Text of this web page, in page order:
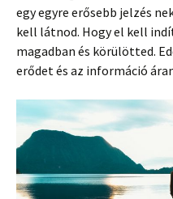
egy egyre erősebb jelzés
kell látnod. Hogy el kell
magadban és körülötted.
erődet és az információ